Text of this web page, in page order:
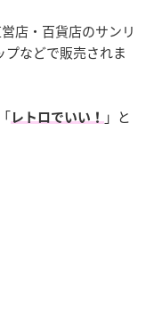
店・百貨店のサンリ
などで販売されま
レトロでいい！
」と